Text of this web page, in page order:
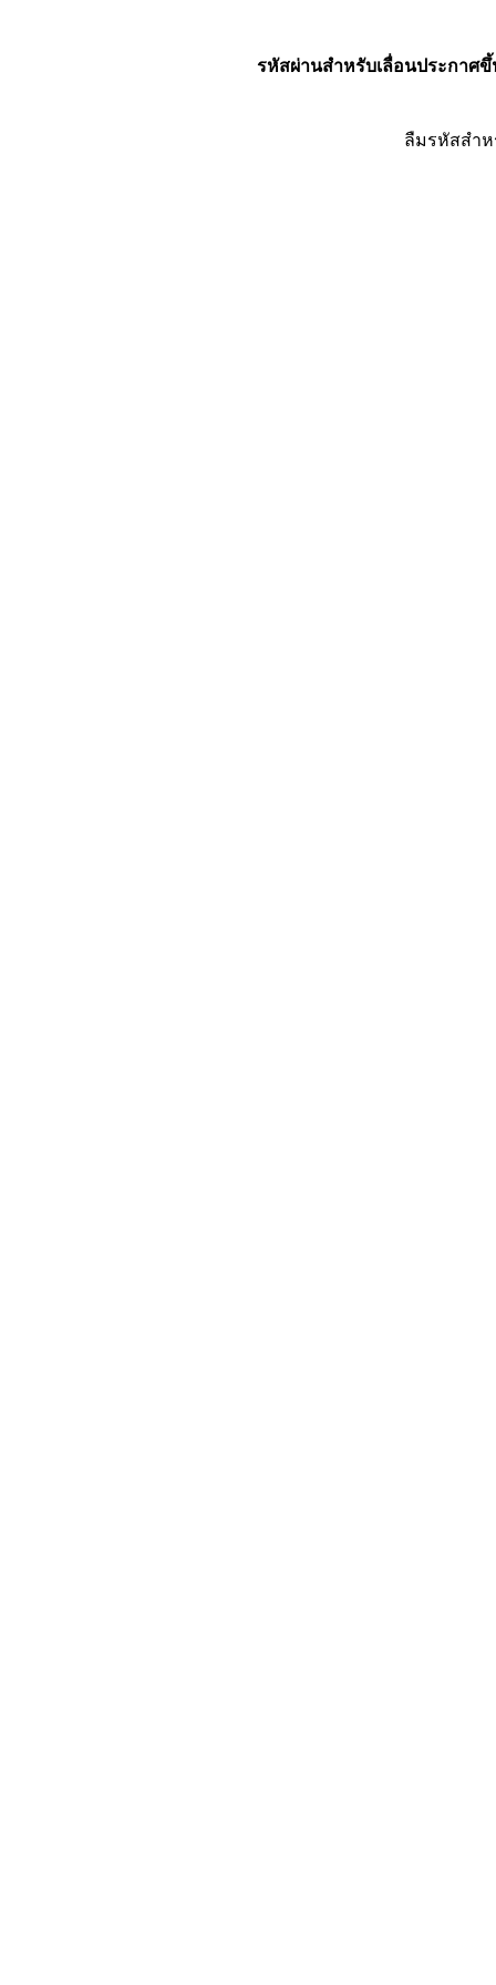
รหัสผ่านสำหรับเลื่อนประกาศขึ้
ลืมรหัสสำ